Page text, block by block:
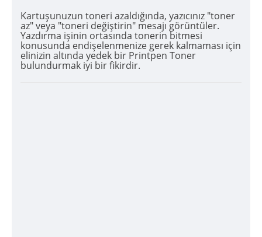
Kartuşunuzun toneri azaldığında, yazıcınız "toner
az" veya "toneri değiştirin" mesajı görüntüler.
Yazdırma işinin ortasında tonerin bitmesi
konusunda endişelenmenize gerek kalmaması için
elinizin altında yedek bir Printpen Toner
bulundurmak iyi bir fikirdir.